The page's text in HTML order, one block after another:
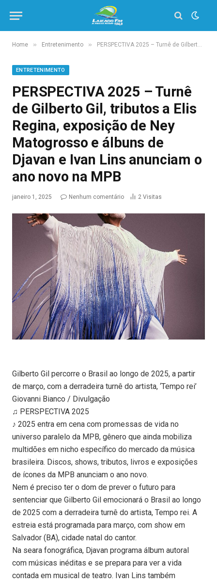
Home » Entretenimento » PERSPECTIVA 2025 – Turnê de Gilberto Gil, tributos a Elis Regina, exposição de Ney Matogrosso e álbuns de Djavan e Ivan Lins anunciam o ano novo na MPB
ENTRETENIMENTO
PERSPECTIVA 2025 – Turnê
de Gilberto Gil, tributos a Elis
Regina, exposição de Ney
Matogrosso e álbuns de
Djavan e Ivan Lins anunciam o
ano novo na MPB
janeiro 1, 2025 Nenhum comentário 2 Visitas
Gilberto Gil percorre o Brasil ao longo de 2025, a partir
de março, com a derradeira turnê do artista, ‘Tempo rei’
Giovanni Bianco / Divulgação
♫ PERSPECTIVA 2025
♪ 2025 entra em cena com promessas de vida no
universo paralelo da MPB, gênero que ainda mobiliza
multidões em nicho específico do mercado da música
brasileira. Discos, shows, tributos, livros e exposições
de ícones da MPB anunciam o ano novo.
Nem é preciso ter o dom de prever o futuro para
sentenciar que Gilberto Gil emocionará o Brasil ao longo
de 2025 com a derradeira turnê do artista, Tempo rei. A
estreia está programada para março, com show em
Salvador (BA), cidade natal do cantor.
Na seara fonográfica, Djavan programa álbum autoral
com músicas inéditas e se prepara para ver a vida
contada em musical de teatro. Ivan Lins também